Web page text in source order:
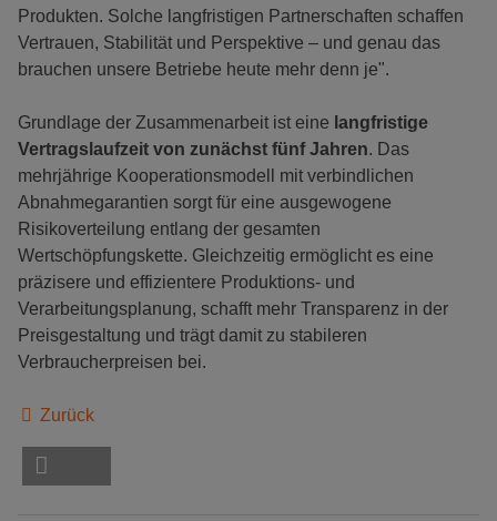
Produkten. Solche langfristigen Partnerschaften schaffen
Vertrauen, Stabilität und Perspektive – und genau das
brauchen unsere Betriebe heute mehr denn je".
Grundlage der Zusammenarbeit ist eine langfristige
Vertragslaufzeit von zunächst fünf Jahren. Das
mehrjährige Kooperationsmodell mit verbindlichen
Abnahmegarantien sorgt für eine ausgewogene
Risikoverteilung entlang der gesamten
Wertschöpfungskette. Gleichzeitig ermöglicht es eine
präzisere und effizientere Produktions- und
Verarbeitungsplanung, schafft mehr Transparenz in der
Preisgestaltung und trägt damit zu stabileren
Verbraucherpreisen bei.
Zurück